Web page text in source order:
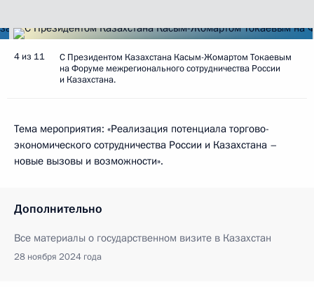
4 из 11
С Президентом Казахстана Касым-Жомартом Токаевым
на Форуме межрегионального сотрудничества России
и Казахстана.
Тема мероприятия: «Реализация потенциала торгово-
экономического сотрудничества России и Казахстана –
новые вызовы и возможности».
Дополнительно
Все материалы о государственном визите в Казахстан
28 ноября 2024 года